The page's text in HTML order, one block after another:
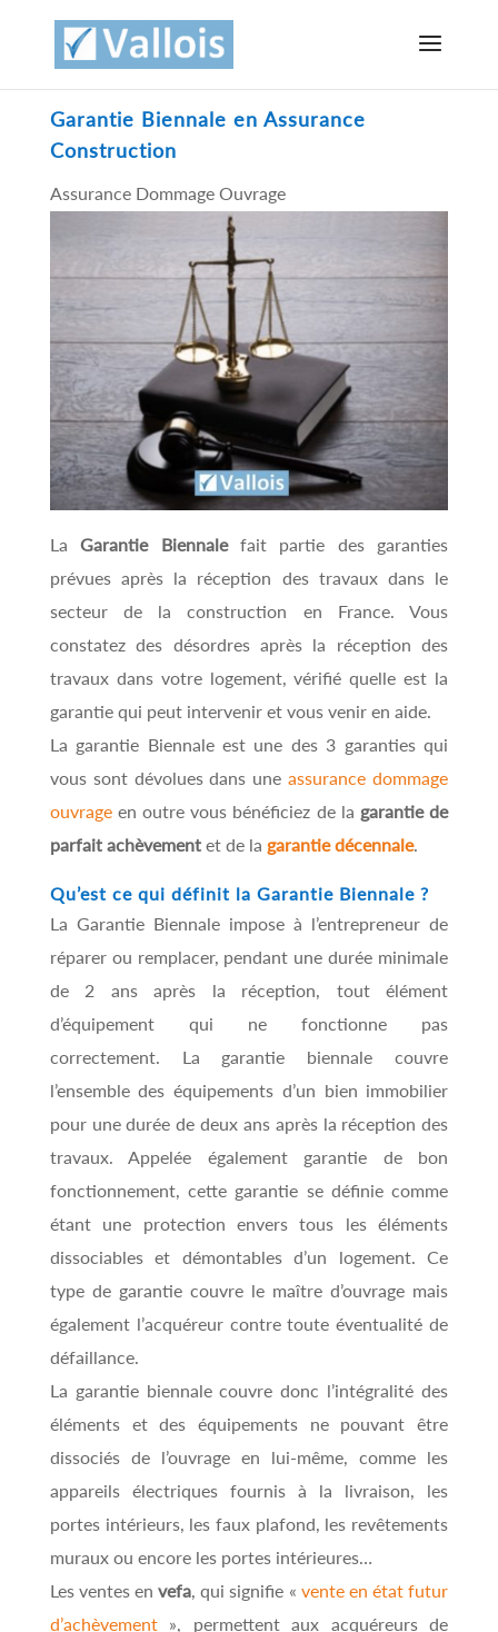
Garantie Biennale en Assurance
Construction
Assurance Dommage Ouvrage
LaGarantie Biennalefait partie des garanties
prévues après la réception des travaux dans le
secteur de la construction en France. Vous
constatez des désordres après la réception des
travaux dans votre logement, vérifié quelle est la
garantie qui peut intervenir et vous venir en aide.
La garantie Biennale est une des 3 garanties qui
vous sont dévolues dans uneassurance dommage
ouvrageen outre vous bénéficiez de la garantie de
parfait achèvementet de la garantie décennale.
Qu’est ce qui définit la Garantie Biennale ?
La Garantie Biennale impose à l’entrepreneur de
réparer ou remplacer, pendant une durée minimale
de 2 ans après la réception, tout élément
d’équipement qui ne fonctionne pas
correctement. La garantie biennale couvre
l’ensemble des équipements d’un bien immobilier
pour une durée de deux ans après la réception des
travaux. Appelée également garantie de bon
fonctionnement, cette garantie se définie comme
étant une protection envers tous les éléments
dissociables et démontables d’un logement. Ce
type de garantie couvre le maître d’ouvrage mais
également l’acquéreur contre toute éventualité de
défaillance.
La garantie biennale couvre donc l’intégralité des
éléments et des équipements ne pouvant être
dissociés de l’ouvrage en lui-même, comme les
appareils électriques fournis à la livraison, les
portes intérieurs, les faux plafond, les revêtements
muraux ou encore les portes intérieures…
Les ventes envefa , qui signifie « vente en état futur
d’achèvement», permettent aux acquéreurs de